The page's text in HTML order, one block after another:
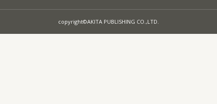
copyright©AKITA PUBLISHING CO.,LTD.